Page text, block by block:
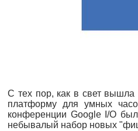
С тех пор, как в свет
платформу для умных
конференции Google I/O
небывалый набор новых